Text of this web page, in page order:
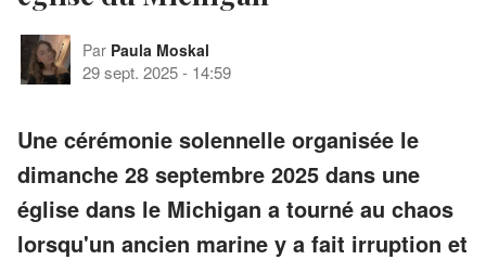
Par Paula Moskal
29 sept. 2025- 14:59
Une cérémonie solennelle organisée le
dimanche 28 septembre 2025 dans une
église dans le Michigan a tourné au chaos
lorsqu'un ancien marine y a fait irruption et